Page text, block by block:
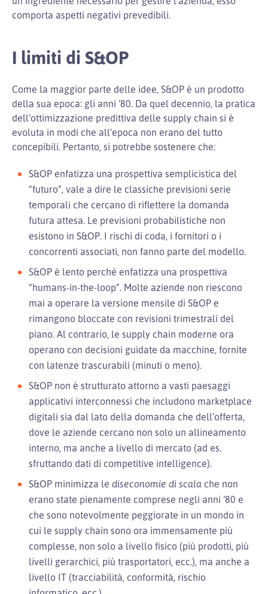
comporta aspetti negativi prevedibili.
I limiti di S&OP
Come la maggior parte delle idee, S&OP è un prodotto
della sua epoca: gli anni ‘80. Da quel decennio, la pratica
dell’ottimizzazione predittiva delle supply chain si è
evoluta in modi che all’epoca non erano del tutto
concepibili. Pertanto, si potrebbe sostenere che:
S&OP enfatizza una prospettiva semplicistica del
“futuro”, vale a dire le classiche previsioni serie
temporali che cercano di riflettere la domanda
futura attesa. Le previsioni probabilistiche non
esistono in S&OP. I rischi di coda, i fornitori o i
concorrenti associati, non fanno parte del modello.
S&OP è lento perché enfatizza una prospettiva
“humans-in-the-loop”. Molte aziende non riescono
mai a operare la versione mensile di S&OP e
rimangono bloccate con revisioni trimestrali del
piano. Al contrario, le supply chain moderne ora
operano con decisioni guidate da macchine, fornite
con latenze trascurabili (minuti o meno).
S&OP non è strutturato attorno a vasti paesaggi
applicativi interconnessi che includono marketplace
digitali sia dal lato della domanda che dell’offerta,
dove le aziende cercano non solo un allineamento
interno, ma anche a livello di mercato (ad es.
sfruttando dati di competitive intelligence).
S&OP minimizza le diseconomie di scala che non
erano state pienamente comprese negli anni ‘80 e
che sono notevolmente peggiorate in un mondo in
cui le supply chain sono ora immensamente più
complesse, non solo a livello fisico (più prodotti, più
livelli gerarchici, più trasportatori, ecc.), ma anche a
livello IT (tracciabilità, conformità, rischio